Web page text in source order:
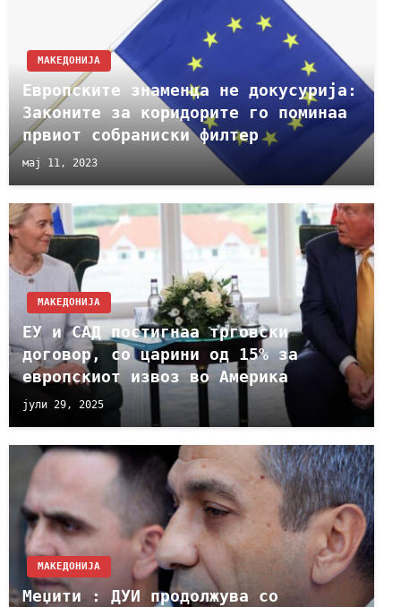
МАКЕДОНИЈА
Европските знаменца не докусурија:
Законите за коридорите го поминаа
првиот собраниски филтер
мај 11, 2023
МАКЕДОНИЈА
ЕУ и САД постигнаа трговски
договор, со царини од 15% за
европскиот извоз во Америка
јули 29, 2025
МАКЕДОНИЈА
Меџити : ДУИ продолжува со